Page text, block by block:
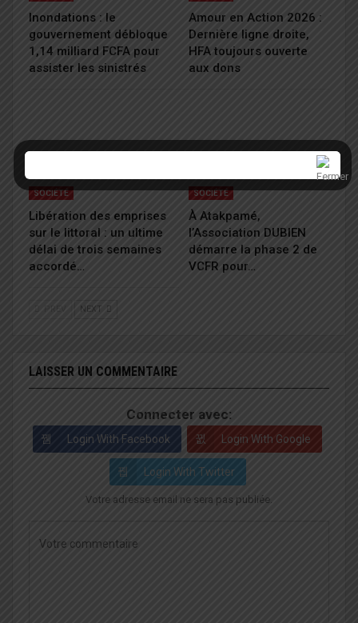
Inondations : le
gouvernement débloque
1,14 milliard FCFA pour
assister les sinistrés
Amour en Action 2026 :
Dernière ligne droite,
HFA toujours ouverte
aux dons
SOCIÉTÉ
Libération des emprises
sur le littoral : un ultime
délai de trois semaines
accordé…
SOCIÉTÉ
À Atakpamé,
l’Association DUBIEN
démarre la phase 2 de
VCFR pour…
NEXT
LAISSER UN COMMENTAIRE
Connecter avec:
Login With Facebook Login With Google
Login With Twitter
Votre adresse email ne sera pas publiée.